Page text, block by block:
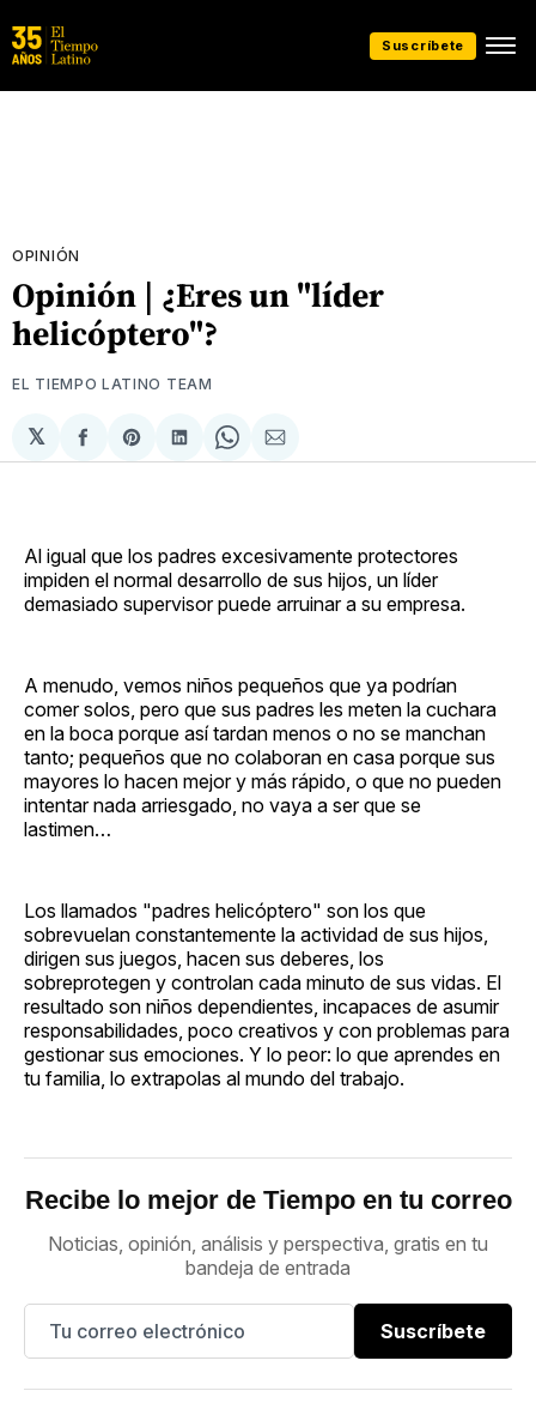
Suscríbete
OPINIÓN
Opinión | ¿Eres un "líder
helicóptero"?
EL TIEMPO LATINO TEAM
𝕏
Compartir
en
Share
on
Compartir
en
Share
on
Compartir
via
Al igual que los padres excesivamente protectores
impiden el normal desarrollo de sus hijos, un líder
demasiado supervisor puede arruinar a su empresa.
A menudo, vemos niños pequeños que ya podrían
comer solos, pero que sus padres les meten la cuchara
en la boca porque así tardan menos o no se manchan
tanto; pequeños que no colaboran en casa porque sus
mayores lo hacen mejor y más rápido, o que no pueden
intentar nada arriesgado, no vaya a ser que se
lastimen…
Los llamados "padres helicóptero" son los que
sobrevuelan constantemente la actividad de sus hijos,
dirigen sus juegos, hacen sus deberes, los
sobreprotegen y controlan cada minuto de sus vidas. El
resultado son niños dependientes, incapaces de asumir
responsabilidades, poco creativos y con problemas para
gestionar sus emociones. Y lo peor: lo que aprendes en
tu familia, lo extrapolas al mundo del trabajo.
Recibe lo mejor de Tiempo en tu correo
Noticias, opinión, análisis y perspectiva, gratis en tu
bandeja de entrada
Suscríbete